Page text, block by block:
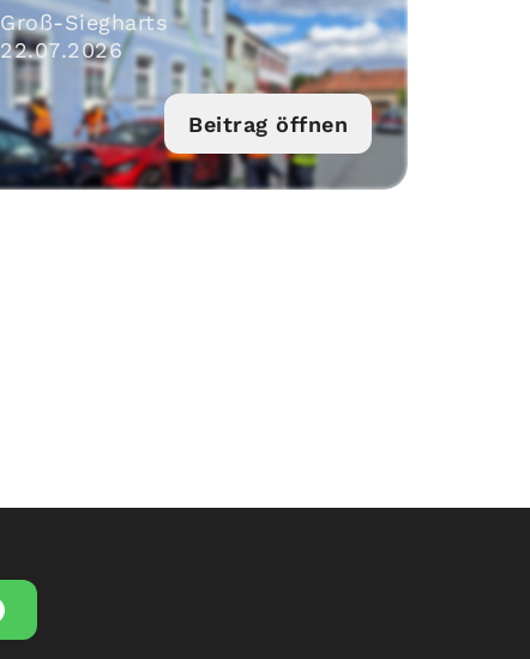
Groß-Siegharts
22.07.2026
Beitrag öffnen